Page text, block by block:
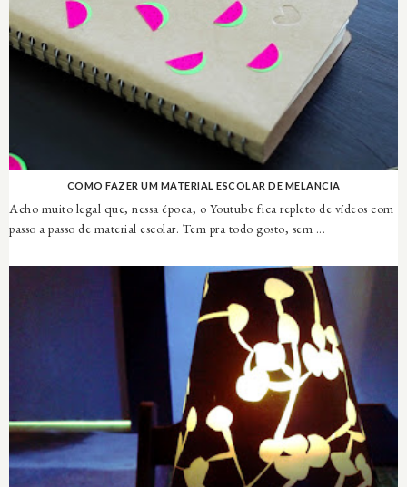
COMO FAZER UM MATERIAL ESCOLAR DE MELANCIA
Acho muito legal que, nessa época, o Youtube fica repleto de vídeos com
passo a passo de material escolar. Tem pra todo gosto, sem ...